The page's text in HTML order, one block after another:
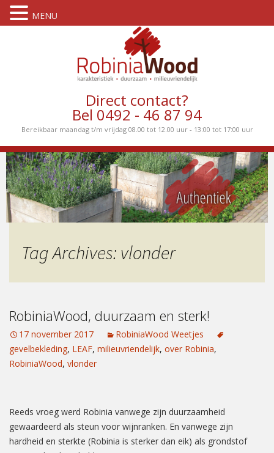
Direct contact?
Bel 0492 - 46 87 94
Bereikbaar maandag t/m vrijdag 08.00 tot 12.00 uur - 13:00 tot 17:00 uur
Tag Archives: vlonder
RobiniaWood, duurzaam en sterk!
17 november 2017
RobiniaWood Weetjes
gevelbekleding, LEAF, milieuvriendelijk, over Robinia,
RobiniaWood, vlonder
Reeds vroeg werd Robinia vanwege zijn duurzaamheid
gewaardeerd als steun voor wijnranken. En vanwege zijn
hardheid en sterkte (Robinia is sterker dan eik) als grondstof
MENU